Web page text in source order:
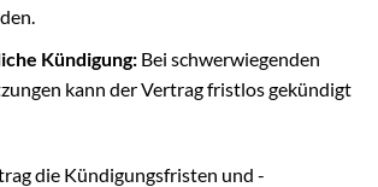
Kündigung:Bei schwerwiegenden
kann der Vertrag fristlos gekündigt
die Kündigungsfristen und -